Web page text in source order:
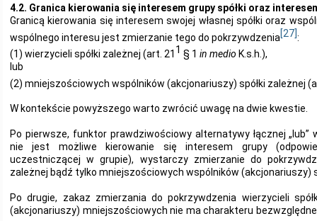
4.2. Granica kierowania się interesem grupy spółki oraz
Granicą kierowania się interesem swojej własnej spółki oraz
wspólnego interesu jest zmierzanie tego do pokrzywdzenia[27]:
(1) wierzycieli spółki zależnej (art. 21 1 § 1 in medio K.s.h.),
lub
(2) mniejszościowych wspólników (akcjonariuszy) spółki zależnej
W kontekście powyższego warto zwrócić uwagę na dwie kwestie.
Po pierwsze, funktor prawdziwościowy alternatywy łącznej „lub”
nie jest możliwe kierowanie się interesem grupy
uczestniczącej w grupie), wystarczy zmierzanie do
zależnej bądź tylko mniejszościowych wspólników (akcjonariuszy)
Po drugie, zakaz zmierzania do pokrzywdzenia wierzycieli
(akcjonariuszy) mniejszościowych nie ma charakteru